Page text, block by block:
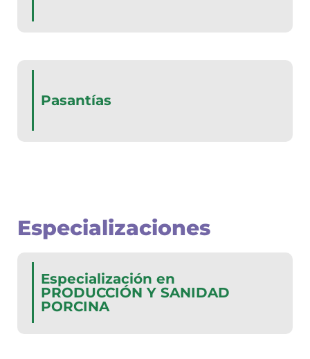
Pasantías
Especializaciones
Especialización en
PRODUCCIÓN Y SANIDAD
PORCINA